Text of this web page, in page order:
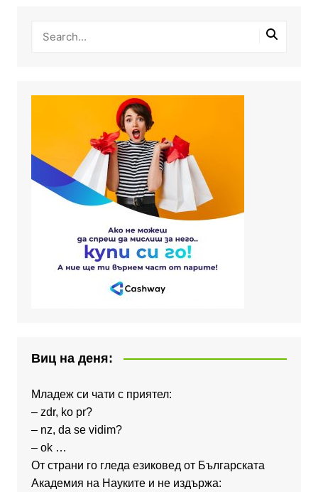
Виц на деня:
Младеж си чати с приятел:
– zdr, ko pr?
– nz, da se vidim?
– ok …
От страни го гледа езиковед от Българската
Академия на Науките и не издържа: